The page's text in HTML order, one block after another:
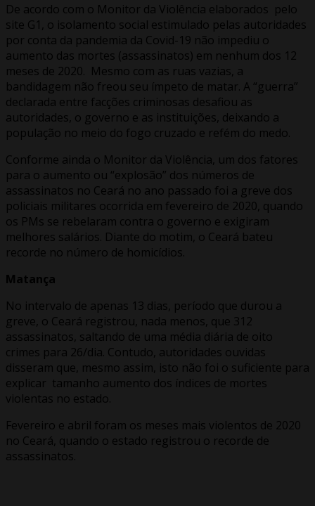
De acordo com o Monitor da Violência elaborados pelo
site G1, o isolamento social estimulado pelas autoridades
por conta da pandemia da Covid-19 não impediu o
aumento das mortes (assassinatos) em nenhum dos 12
meses de 2020. Mesmo com as ruas vazias, a
bandidagem não freou seu ímpeto de matar. A “guerra”
declarada entre facções criminosas desafiou as
autoridades, o governo e as instituições, deixando a
população no meio do fogo cruzado e refém do medo.
Conforme ainda o Monitor da Violência, um dos fatores
para o aumento ou “explosão” dos números de
assassinatos no Ceará no ano passado foi a greve dos
policiais militares ocorrida em fevereiro de 2020, quando
os PMs se rebelaram contra o governo e exigiram
melhores salários. Diante do motim, o Ceará bateu
recorde no número de homicídios.
Matança
No intervalo de apenas 13 dias, período que durou a
greve, o Ceará registrou, nada menos, que 312
assassinatos, saltando de uma média diária de oito
crimes para 26/dia. Contudo, autoridades ouvidas
disseram que, mesmo assim, isto não foi o suficiente para
explicar tamanho aumento dos índices de mortes
violentas no estado.
Fevereiro e abril foram os meses mais violentos de 2020
no Ceará, quando o estado registrou o recorde de
assassinatos.